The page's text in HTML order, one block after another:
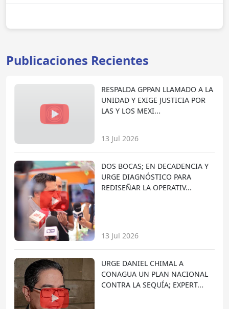
Publicaciones Recientes
RESPALDA GPPAN LLAMADO A LA
UNIDAD Y EXIGE JUSTICIA POR
LAS Y LOS MEXI...
13 Jul 2026
DOS BOCAS; EN DECADENCIA Y
URGE DIAGNÓSTICO PARA
REDISEÑAR LA OPERATIV...
13 Jul 2026
URGE DANIEL CHIMAL A
CONAGUA UN PLAN NACIONAL
CONTRA LA SEQUÍA; EXPERT...